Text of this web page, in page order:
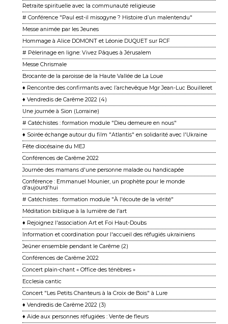
Retraite spirituelle avec la communauté religieuse
# Conférence "Paul est-il misogyne ? Histoire d’un malentendu"
Messe animée par les Jeunes
Hommage à Alice DOMONT et Léonie DUQUET sur RCF
# Pèlerinage en ligne: Vivez Pâques à Jérusalem
Messe Chrismale
Brocante de la paroisse de la Haute Vallée de La Loue
♦ Rencontre des confirmants avec l’archevêque Mgr Jean-Luc Bouilleret
♦ Vendredis de Carême 2022 (4)
Une journée à Sion (Lorraine)
# Catéchistes : formation module "Dieu demeure en nous"
♦ Soirée échange autour du film "Atlantis" en solidarité avec l'Ukraine
Fête diocésaine du MEJ
Conférences de Carême 2022
Journée des mamans d'une personne malade ou handicapée
Conférence : Emmanuel Mounier, un prophète pour le monde
d'aujourd'hui
# Catéchistes : formation module "À l'écoute de la vérité"
Méditation biblique à la lumière de l'art
♦ Rejoignez l'association Art et Foi Haut-Doubs
Information et coordination pour l'accueil des réfugiés ukrainiens
Jeûner ensemble pendant le Carême (2)
Conférences de Carême 2022
Concert plain-chant « Office des ténèbres »
Ecclesia cantic
Concert "Les Petits Chanteurs à la Croix de Bois" à Lure
♦ Vendredis de Carême 2022 (3)
♦ Aide aux personnes réfugiées : Vente de fleurs